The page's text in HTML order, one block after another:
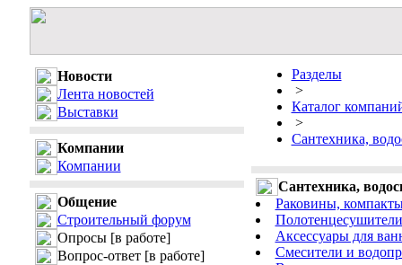
Новости
Лента новостей
Выставки
Компании
Компании
Общение
Строительный форум
Опросы [в работе]
Вопрос-ответ [в работе]
Разделы
>
Каталог
>
Сантехника,
Сантехника,
Раковины,
Аксессуары для
Смесители и